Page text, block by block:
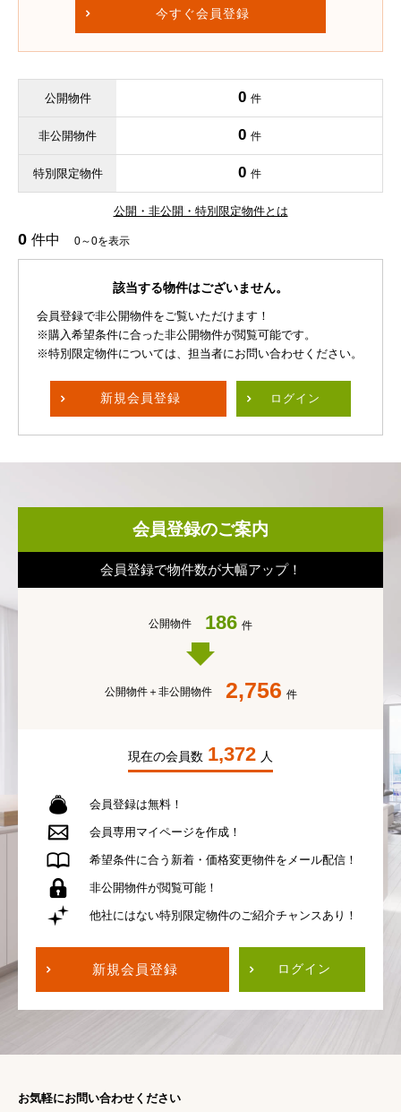
今すぐ会員登録
公開物件 0 件
非公開物件 0 件
特別限定物件 0 件
公開・非公開・特別限定物件とは
0 件中 0～0を表示
該当する物件はございません。
会員登録で非公開物件をご覧いただけます！
※購入希望条件に合った非公開物件が閲覧可能です。
※特別限定物件については、担当者にお問い合わせください。
新規会員登録 ログイン
会員登録のご案内
会員登録で物件数が大幅アップ！
公開物件 186 件
公開物件＋非公開物件 2,756 件
現在の会員数 1,372 人
会員登録は無料！
会員専用 マイページを作成！
希望条件に合う 新着・価格変更物件を メール配信！
非公開物件が閲覧可能！
他社にはない特別限定物件のご紹介チャンスあり！
新規会員登録 ログイン
お気軽にお問い合わせください